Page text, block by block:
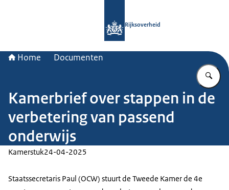
Rijksoverheid
Home Documenten
Kamerbrief over stappen in de
verbetering van passend
onderwijs
Kamerstuk24-04-2025
Staatssecretaris Paul (OCW) stuurt de Tweede Kamer de 4e